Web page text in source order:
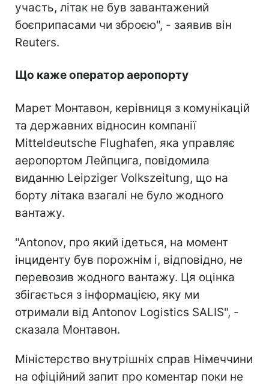
участь, літак не був завантажений
боєприпасами чи зброєю", - заявив він
Reuters.
Що каже оператор аеропорту
Марет Монтавон, керівниця з комунікацій
та державних відносин компанії
Mitteldeutsche Flughafen, яка управляє
аеропортом Лейпцига, повідомила
виданню Leipziger Volkszeitung, що на
борту літака взагалі не було жодного
вантажу.
"Antonov, про який ідеться, на момент
інциденту був порожнім і, відповідно, не
перевозив жодного вантажу. Ця оцінка
збігається з інформацією, яку ми
отримали від Antonov Logistics SALIS", -
сказала Монтавон.
Міністерство внутрішніх справ Німеччини
на офіційний запит про коментар поки не